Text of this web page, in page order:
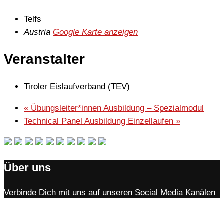
Telfs
Austria Google Karte anzeigen
Veranstalter
Tiroler Eislaufverband (TEV)
« Übungsleiter*innen Ausbildung – Spezialmodul
Technical Panel Ausbildung Einzellaufen »
Über uns
Verbinde Dich mit uns auf unseren Social Media Kanälen